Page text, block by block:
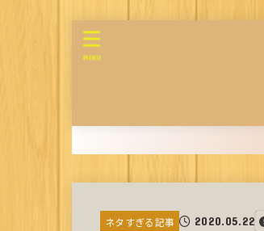
MENU
ネタすぎる記事 2020.05.22